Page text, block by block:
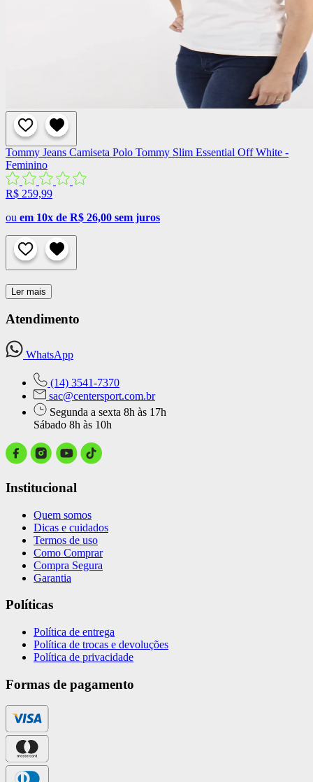
Tommy Jeans Camiseta Polo Tommy Slim Essential Off White -
Feminino
R$ 259,99
ou em 10x de R$ 26,00 sem juros
Ler mais
Atendimento
WhatsApp
(14) 3541-7370
sac@centersport.com.br
Segunda a sexta 8h às 17h
Sábado 8h às 10h
Institucional
Quem somos
Dicas e cuidados
Termos de uso
Como Comprar
Compra Segura
Garantia
Políticas
Política de entrega
Política de trocas e devoluções
Política de privacidade
Formas de pagamento